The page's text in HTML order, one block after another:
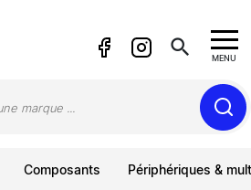
search MENU
Composants Périphériques &